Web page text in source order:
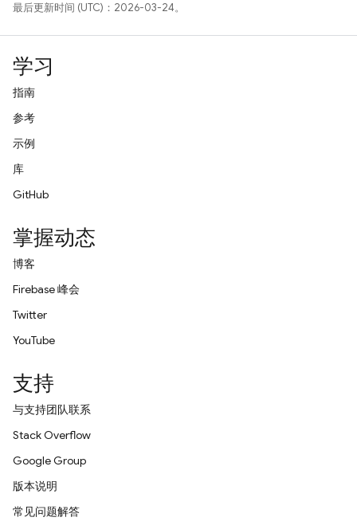
最后更新时间 (UTC)：2026-03-24。
学习
指南
参考
示例
库
GitHub
掌握动态
博客
Firebase 峰会
Twitter
YouTube
支持
与支持团队联系
Stack Overflow
Google Group
版本说明
常见问题解答